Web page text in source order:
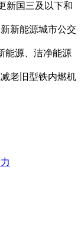
新国三及以下和
新能源城市公交
能源、洁净能源
老旧型铁内燃机